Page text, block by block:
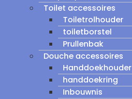
Toilet accessoires
Toiletrolhouder
toiletborstel
Prullenbak
Douche accessoires
Handdoekhouder
handdoekring
Inbouwnis